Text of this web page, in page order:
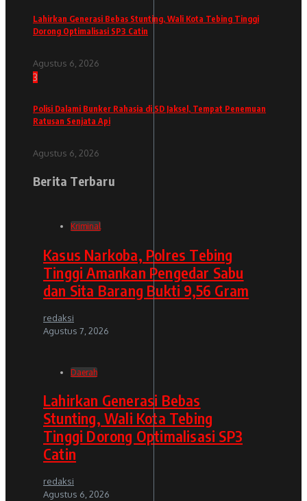
Lahirkan Generasi Bebas Stunting, Wali Kota Tebing Tinggi
Dorong Optimalisasi SP3 Catin
Agustus 6, 2026
3
Polisi Dalami Bunker Rahasia di SD Jaksel, Tempat Penemuan
Ratusan Senjata Api
Agustus 6, 2026
Berita Terbaru
Kriminal
Kasus Narkoba, Polres Tebing
Tinggi Amankan Pengedar Sabu
dan Sita Barang Bukti 9,56 Gram
redaksi
Agustus 7, 2026
Daerah
Lahirkan Generasi Bebas
Stunting, Wali Kota Tebing
Tinggi Dorong Optimalisasi SP3
Catin
redaksi
Agustus 6, 2026